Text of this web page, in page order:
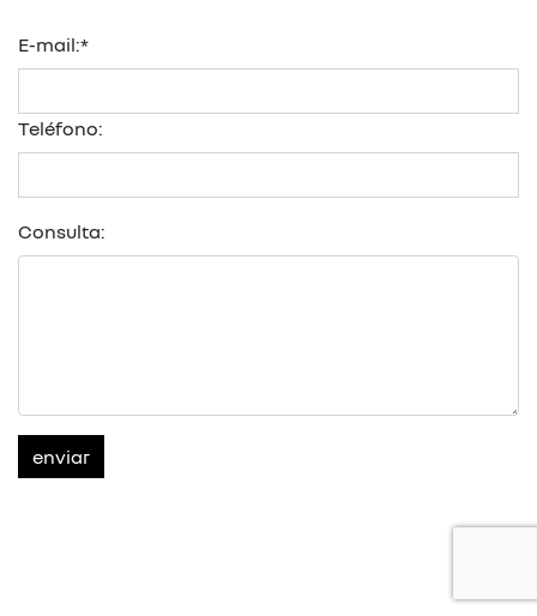
E-mail:*
Teléfono:
Consulta:
enviar